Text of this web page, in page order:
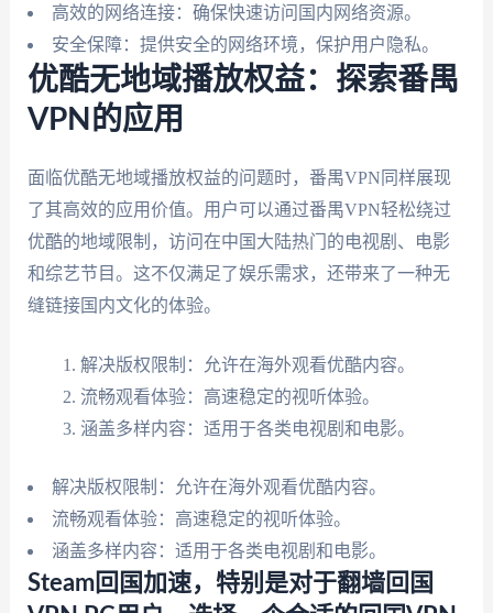
高效的网络连接：确保快速访问国内网络资源。
安全保障：提供安全的网络环境，保护用户隐私。
优酷无地域播放权益：探索番禺
VPN的应用
面临优酷无地域播放权益的问题时，番禺VPN同样展现
了其高效的应用价值。用户可以通过番禺VPN轻松绕过
优酷的地域限制，访问在中国大陆热门的电视剧、电影
和综艺节目。这不仅满足了娱乐需求，还带来了一种无
缝链接国内文化的体验。
解决版权限制：允许在海外观看优酷内容。
流畅观看体验：高速稳定的视听体验。
涵盖多样内容：适用于各类电视剧和电影。
解决版权限制：允许在海外观看优酷内容。
流畅观看体验：高速稳定的视听体验。
涵盖多样内容：适用于各类电视剧和电影。
Steam回国加速，特别是对于翻墙回国